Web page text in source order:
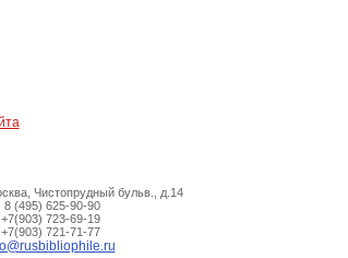
Чистопрудный бульв., д.14
(495) 625-90-90
723-69-19
721-71-77